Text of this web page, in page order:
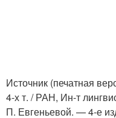
Источник (печатная
4-х т. / РАН, Ин-т
П. Евгеньевой. — 4-е